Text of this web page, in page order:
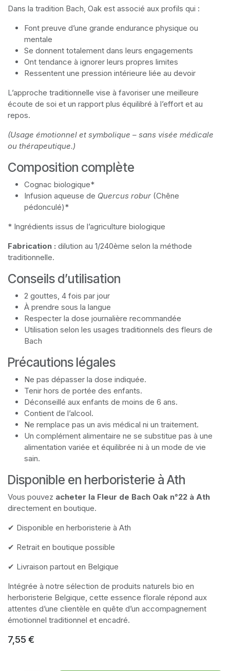
Dans la tradition Bach, Oak est associé aux profils qui :
Font preuve d’une grande endurance physique ou
mentale
Se donnent totalement dans leurs engagements
Ont tendance à ignorer leurs propres limites
Ressentent une pression intérieure liée au devoir
L’approche traditionnelle vise à favoriser une meilleure
écoute de soi et un rapport plus équilibré à l’effort et au
repos.
(Usage émotionnel et symbolique – sans visée médicale
ou thérapeutique.)
Composition complète
Cognac biologique*
Infusion aqueuse de Quercus robur (Chêne
pédonculé)*
* Ingrédients issus de l’agriculture biologique
Fabrication : dilution au 1/240ème selon la méthode
traditionnelle.
Conseils d’utilisation
2 gouttes, 4 fois par jour
À prendre sous la langue
Respecter la dose journalière recommandée
Utilisation selon les usages traditionnels des fleurs de
Bach
Précautions légales
Ne pas dépasser la dose indiquée.
Tenir hors de portée des enfants.
Déconseillé aux enfants de moins de 6 ans.
Contient de l’alcool.
Ne remplace pas un avis médical ni un traitement.
Un complément alimentaire ne se substitue pas à une
alimentation variée et équilibrée ni à un mode de vie
sain.
Disponible en herboristerie à Ath
Vous pouvez acheter la Fleur de Bach Oak n°22 à Ath
directement en boutique.
✔ Disponible en herboristerie à Ath
✔ Retrait en boutique possible
✔ Livraison partout en Belgique
Intégrée à notre sélection de produits naturels bio en
herboristerie Belgique, cette essence florale répond aux
attentes d’une clientèle en quête d’un accompagnement
émotionnel traditionnel et encadré.
7,55 €